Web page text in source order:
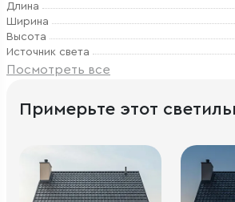
Длина
Ширина
Высота
Источник света
Посмотреть все
Примерьте этот